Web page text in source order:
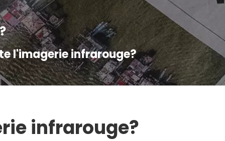
l'imagerie infrarouge?
infrarouge?